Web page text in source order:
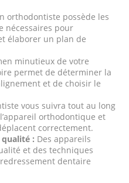
orthodontiste possède les
nécessaires pour
élaborer un plan de
minutieux de votre
permet de déterminer la
et de choisir le
vous suivra tout au long
orthodontique et
correctement.
: Des appareils
et des techniques
dentaire